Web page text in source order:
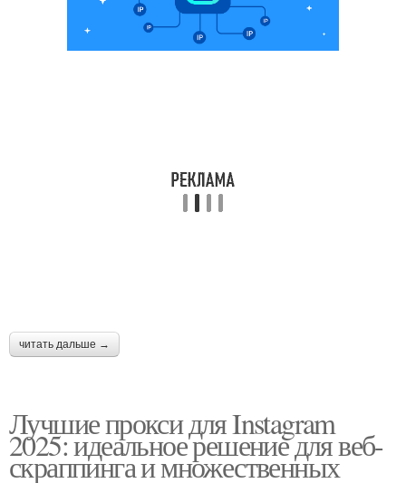
читать дальше →
Лучшие прокси для Instagram
2025: идеальное решение для веб-
скраппинга и множественных